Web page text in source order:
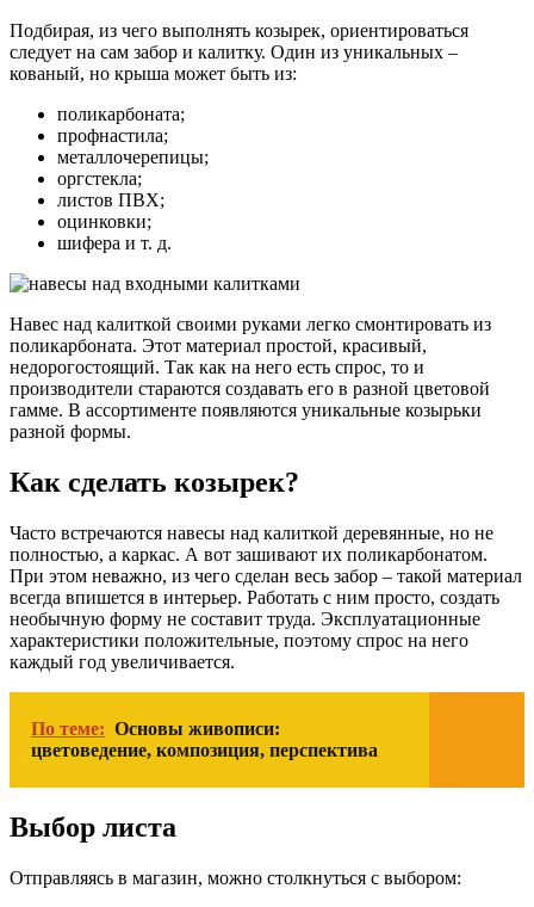
Подбирая, из чего выполнять козырек, ориентироваться
следует на сам забор и калитку. Один из уникальных –
кованый, но крыша может быть из:
поликарбоната;
профнастила;
металлочерепицы;
оргстекла;
листов ПВХ;
оцинковки;
шифера и т. д.
Навес над калиткой своими руками легко смонтировать из
поликарбоната. Этот материал простой, красивый,
недорогостоящий. Так как на него есть спрос, то и
производители стараются создавать его в разной цветовой
гамме. В ассортименте появляются уникальные козырьки
разной формы.
Как сделать козырек?
Часто встречаются навесы над калиткой деревянные, но не
полностью, а каркас. А вот зашивают их поликарбонатом.
При этом неважно, из чего сделан весь забор – такой материал
всегда впишется в интерьер. Работать с ним просто, создать
необычную форму не составит труда. Эксплуатационные
характеристики положительные, поэтому спрос на него
каждый год увеличивается.
По теме: Основы живописи:
цветоведение, композиция, перспектива
Выбор листа
Отправляясь в магазин, можно столкнуться с выбором: